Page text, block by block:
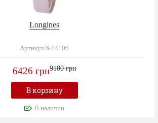
Longines
Артикул №14106
6426 грн9180 грн
В корзину
В наличии